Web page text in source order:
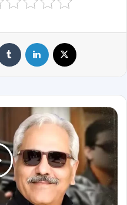
لینکدین
جزئیات
تولیدات
تلویزیون
/
پخش
مرد